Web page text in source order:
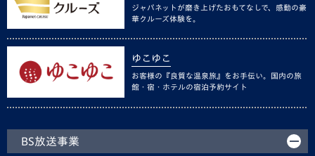
ジャパネットが磨き上げたおもてなしで、感動の豪
華クルーズ体験を。
ゆこゆこ
お客様の『良質な温泉旅』をお手伝い。国内の旅
館・宿・ホテルの宿泊予約サイト
BS放送事業